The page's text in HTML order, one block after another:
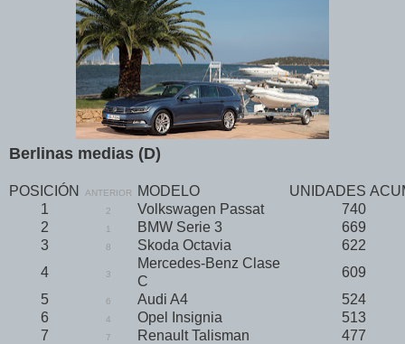
Berlinas medias (D)
POSICIÓN ANTERIOR MODELO UNIDADES
1
2 Volkswagen Passat
740
2
1 BMW Serie 3
669
3
8 Skoda Octavia
622
4
3
Mercedes-Benz Clase
C
609
5
6 Audi A4
524
6
4 Opel Insignia
513
7
7 Renault Talisman
477